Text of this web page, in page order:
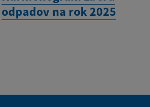
odpadov na rok 2025